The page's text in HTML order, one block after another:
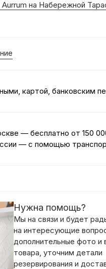
Aurrum на Набережной
картой, банковским
— бесплатно от 150
— с помощью
Нужна помощь?
Мы на связи и будет
на интересующие
дополнительные фото и
товара, уточним детали
резервирования и